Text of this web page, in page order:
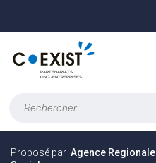
Proposé par Agence Regionale